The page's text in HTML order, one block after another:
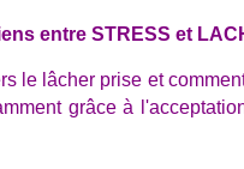
entre STRESS et
le lâcher prise et
grâce à